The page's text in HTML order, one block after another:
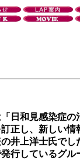
日和見感染症
正し、新し
井上洋士氏で
行しているグル